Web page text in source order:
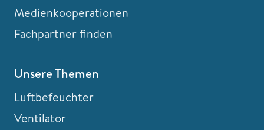
Medienkooperationen
Fachpartner finden
Unsere Themen
Luftbefeuchter
Ventilator